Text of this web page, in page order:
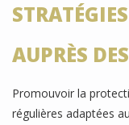
AUPRÈS
Promouvoir la
régulières adaptées